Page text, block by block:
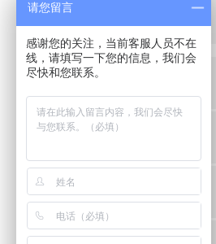
roduct
请您留言
感谢您的关注，当前客服人员不在
线，请填写一下您的信息，我们会
尽快和您联系。